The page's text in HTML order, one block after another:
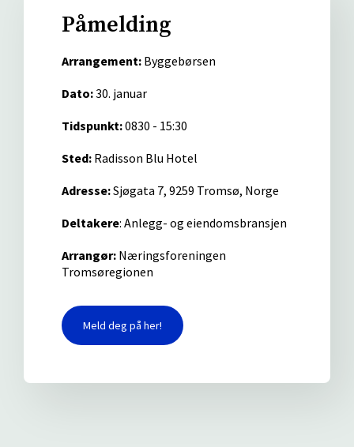
Påmelding
Arrangement: Byggebørsen
Dato:30. januar
Tidspunkt:0830 - 15:30
Sted: Radisson Blu Hotel
Adresse:Sjøgata 7, 9259 Tromsø, Norge
Deltakere: Anlegg- og eiendomsbransjen
Arrangør: Næringsforeningen
Tromsøregionen
Meld deg på her!